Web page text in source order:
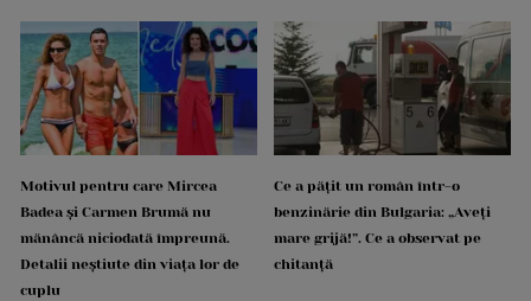
Motivul pentru care Mircea
Badea și Carmen Brumă nu
mănâncă niciodată împreună.
Detalii neștiute din viața lor de
cuplu
Ce a pățit un român într-o
benzinărie din Bulgaria: „Aveți
mare grijă!”. Ce a observat pe
chitanță